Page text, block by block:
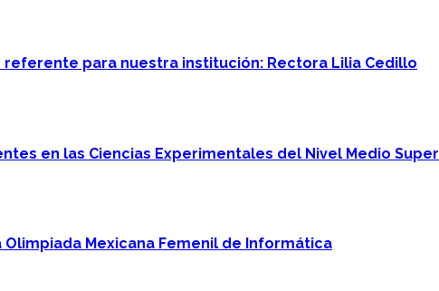
para nuestra institución: Rectora Lilia Cedillo
en las Ciencias Experimentales del Nivel Medio
Olimpiada Mexicana Femenil de Informática